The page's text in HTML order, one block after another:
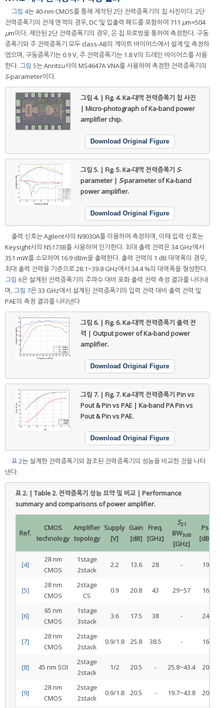
그림 4는 40-nm CMOS를 통해 제작된 2단 전력증폭기의 칩 사진이다. 2단
전력증폭기의 전체 면적의 경우, DC 및 입출력 패드를 포함하여 711 μm×504
μm이다. 제안된 2단 전력증폭기의 경우, 온 칩 프로빙을 통하여 측정한다. 구동
증폭기와 주 전력증폭기 모두 class-AB의 게이트 바이어스에서 설계 및 측정하
였으며, 구동증폭기는 0.9 V, 주 전력증폭기는 1.8 V의 드레인 바이어스를 사용
한다. 그림 5는 Anritsu사의 MS4647A VNA를 사용하여 측정한 전력증폭기의
S-parameter이다.
그림 4. | Fig. 4.Ka-대역 전력증폭기 칩 사진
| Micro-photograph of Ka-band power
amplifier chip.
Download Original Figure
그림 5. | Fig. 5.Ka-대역 전력증폭기 S-
parameter | S-parameter of Ka-band
power amplifier.
Download Original Figure
출력 신호는 Agilent사의 N9030A를 이용하여 측정하며, 이때 입력 신호는
Keysight사의 N5173B를 사용하여 인가한다. 최대 출력 전력은 34 GHz에서
351 mW를 소모하여 16.9 dBm을 출력한다. 출력 전력의 1 dB 대역폭의 경우,
최대 출력 전력을 기준으로 28.1~39.8 GHz에서 34.4 %의 대역폭을 형성한다.
그림 6은 설계된 전력증폭기의 주파수 대비 포화 출력 전력 측정 결과를 나타내
며,그림 7은 33 GHz에서 설계된 전력증폭기의 입력 전력 대비 출력 전력 및
PAE의 측정 결과를 나타낸다
그림 6. | Fig. 6.Ka-대역 전력증폭기 출력 전
력 | Output power of Ka-band power
amplifier.
Download Original Figure
그림 7. | Fig. 7.Ka-대역 전력증폭기 Pin vs
Pout & Pin vs PAE | Ka-band PA Pin vs
Pout & Pin vs PAE.
Download Original Figure
표 2는 설계한 전력증폭기와 참조된 전력증폭기의 성능을 비교한 것을 나타
낸다.
표 2. | Table 2.전력증폭기 성능 요약 및 비교 | Performance
summary and comparisons of power amplifier.
Ref.
CMOS
technology
Amplifier
topology
Supply
[V]
Gain
[dB]
Freq.
[GHz]
S21
BW3dB
[GHz]
Psat
[dBm]
[4]
28 nm
CMOS
1stage
2stack
2.2 13.6 28 - 19.8
[5]
28 nm
CMOS
2stage
CS
0.9 20.8 43 29~57 16.6
[6]
65 nm
CMOS
1stage
3stack
3.6 17.5 38 - 24.8
[7]
28 nm
CMOS
2stage
2stack
0.9/1.8 25.8 38.5 - 16.8
[8] 45 nm SOI
2stage
2stack
1/2 20.5 - 25.8~43.4 20.4
[9]
28 nm
CMOS
2stage
2stack
0.9/1.8 20.5 - 19.7~43.8 20.3